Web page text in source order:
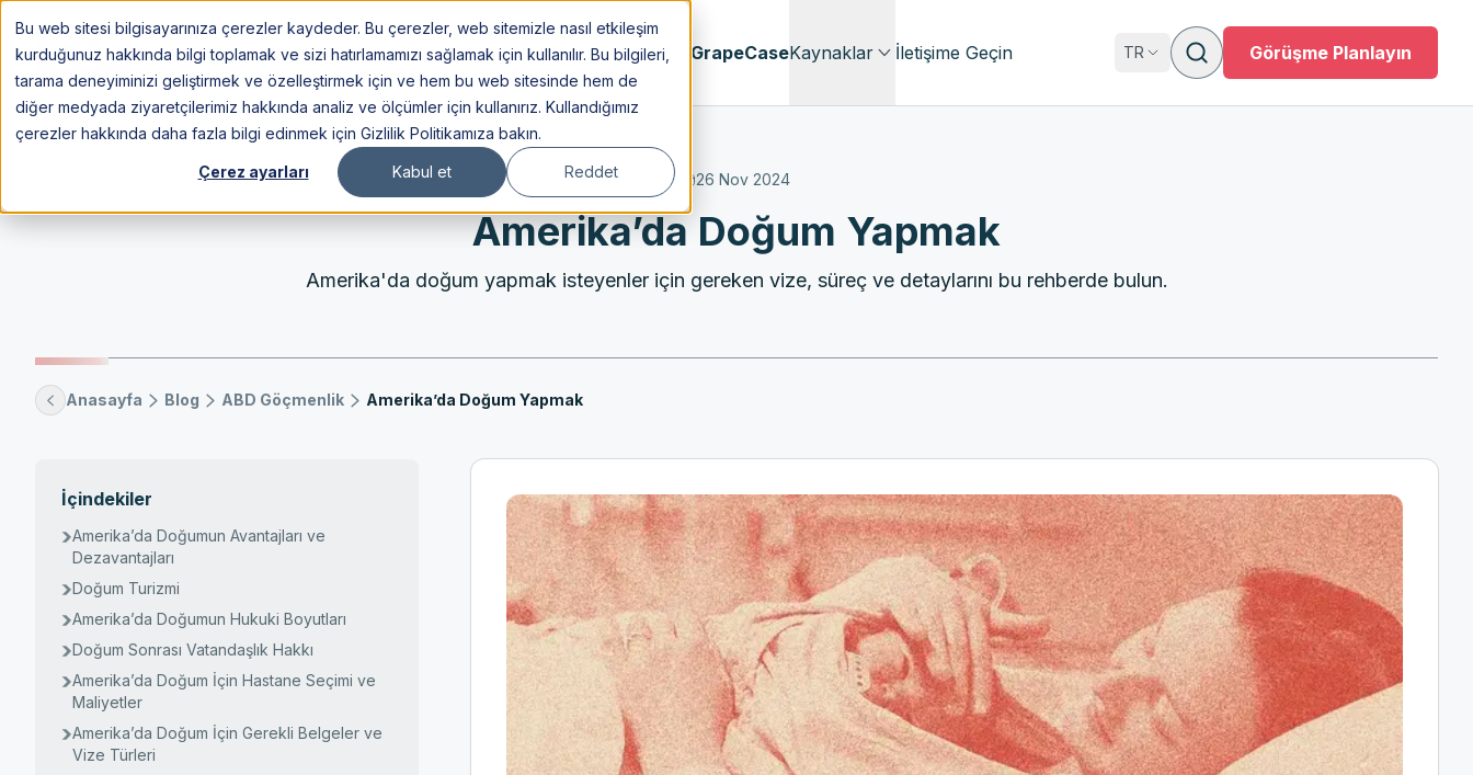
Bu web sitesi bilgisayarınıza çerezler kaydeder. Bu çerezler, web sitemizle nasıl etkileşim
kurduğunuz hakkında bilgi toplamak ve sizi hatırlamamızı sağlamak için kullanılır. Bu bilgileri,
tarama deneyiminizi geliştirmek ve özelleştirmek için ve hem bu web sitesinde hem de
diğer medyada ziyaretçilerimiz hakkında analiz ve ölçümler için kullanırız. Kullandığımız
çerezler hakkında daha fazla bilgi edinmek için Gizlilik Politikamıza bakın.
Çerez ayarları Kabul et Reddet
Göçmenlik Hakkımızda GrapeCaseKaynaklar İletişime Geçin TR Görüşme Planlayın
26 Nov 2024
Amerika’da Doğum Yapmak
Amerika'da doğum yapmak isteyenler için gereken vize, süreç ve detaylarını bu rehberde bulun.
Anasayfa Blog ABD Göçmenlik Amerika’da Doğum Yapmak
İçindekiler
Amerika’da Doğumun Avantajları ve
Dezavantajları
Doğum Turizmi
Amerika’da Doğumun Hukuki Boyutları
Doğum Sonrası Vatandaşlık Hakkı
Amerika’da Doğum İçin Hastane Seçimi ve
Maliyetler
Amerika’da Doğum İçin Gerekli Belgeler ve
Vize Türleri